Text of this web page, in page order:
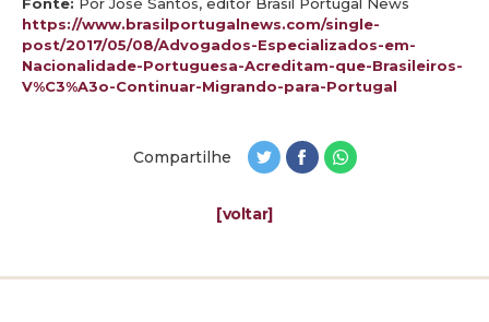
Fonte: Por José Santos, editor Brasil Portugal News
https://www.brasilportugalnews.com/single-
post/2017/05/08/Advogados-Especializados-em-
Nacionalidade-Portuguesa-Acreditam-que-Brasileiros-
V%C3%A3o-Continuar-Migrando-para-Portugal
Compartilhe
[voltar]